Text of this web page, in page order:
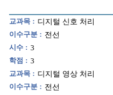
교과목 : 디지털 신호 처리
이수구분 : 전선
시수 : 3
학점 : 3
교과목 : 디지털 영상 처리
이수구분 : 전선